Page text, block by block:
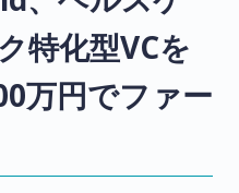
特化型VCを
万円でファー